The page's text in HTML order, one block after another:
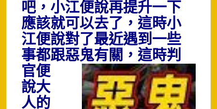
吧，小江便說再提升一下
應該就可以去了，這時小
江便說對了最近遇到一些
事都跟惡鬼有關，這時判
官便
說大
人的